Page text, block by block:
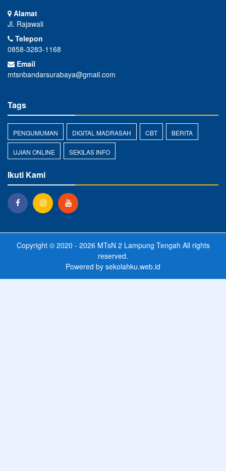
Alamat
Jl. Rajawali
Telepon
0858-3283-1168
Email
mtsnbandarsurabaya@gmail.com
Tags
PENGUMUMAN DIGITAL MADRASAH CBT BERITA
UJIAN ONLINE SEKILAS INFO
Ikuti Kami
Copyright © 2020 - 2026 MTsN 2 Lampung Tengah All rights
reserved.
Powered by sekolahku.web.id